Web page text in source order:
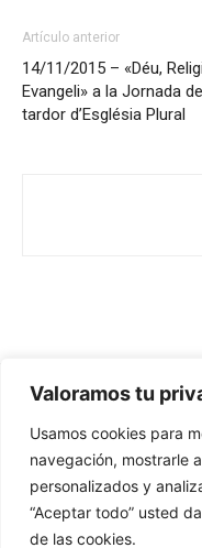
Valoramos tu
Usamos cookies para
navegación, mostrarle
personalizados y
“Aceptar todo” usted
de las cookies.
Artículo anterior
14/11/2015 – «Déu,
Evangeli» a la Jornada de
tardor d’Església Plural
Redes Cristianas
Una mirada alternativa
- Colectivos de Redes